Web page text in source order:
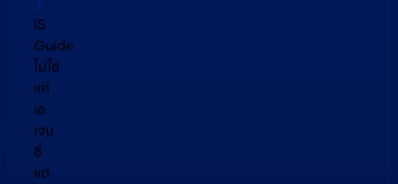
IS
Guide
ไม่ใช่
แค่
เอ
เจน
ซี่
แต่